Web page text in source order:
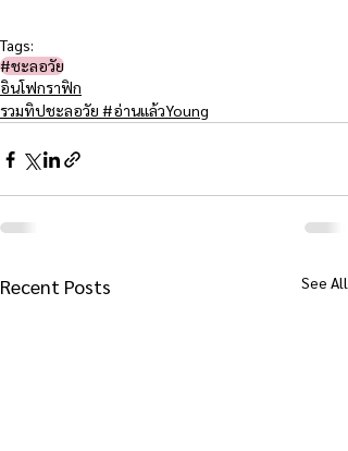
Tags:
#ชะลอวัย​
อินโฟกราฟิก
รวมทิปชะลอวัย #อ่านแล้วYoung
Recent Posts See All